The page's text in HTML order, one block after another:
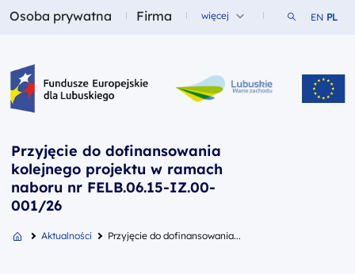
Fundusze dla
Osoba prywatna Fundusze dla
Firma więcej Szukaj w
EN PL
Fundusze Europejskie dla Lubuskiego
Przyjęcie do dofinansowania
kolejnego projektu w ramach
naboru nr FELB.06.15-IZ.00-
001/26
Aktualności Przyjęcie do dofinansowania...